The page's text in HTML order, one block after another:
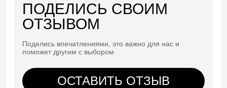
ПОДЕЛИСЬ СВОИМ
ОТЗЫВОМ
Поделись впечатлениями, это важно для нас и
поможет другим с выбором
ОСТАВИТЬ ОТЗЫВ